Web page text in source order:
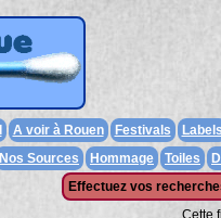
A voir à Rouen Festivals
Nos Sources Hommage Toiles
Effectuez vos
Cette